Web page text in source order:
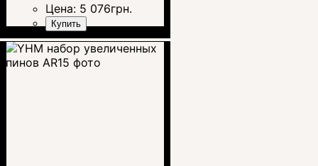
Цена: 5 076грн.
Купить